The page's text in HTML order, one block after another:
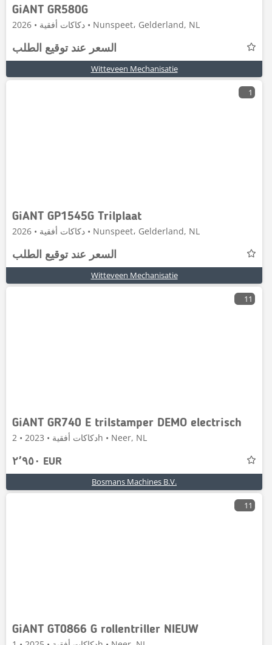
GiANT GR580G
دكاكات أفقية • 2026 • Nunspeet، Gelderland, NL
السعر عند توقيع الطلب
Witteveen Mechanisatie
1
GiANT GP1545G Trilplaat
دكاكات أفقية • 2026 • Nunspeet، Gelderland, NL
السعر عند توقيع الطلب
Witteveen Mechanisatie
11
GiANT GR740 E trilstamper DEMO electrisch
دكاكات أفقية • 2023 • 2h • Neer, NL
٢٬٩٥٠ EUR
Bosmans Machines B.V.
11
GiANT GT0866 G rollentriller NIEUW